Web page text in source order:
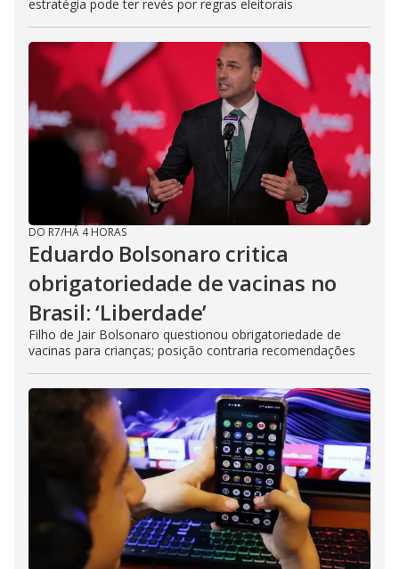
estratégia pode ter revés por regras eleitorais
DO R7/HÁ 4 HORAS
Eduardo Bolsonaro critica
obrigatoriedade de vacinas no
Brasil: ‘Liberdade’
Filho de Jair Bolsonaro questionou obrigatoriedade de
vacinas para crianças; posição contraria recomendações